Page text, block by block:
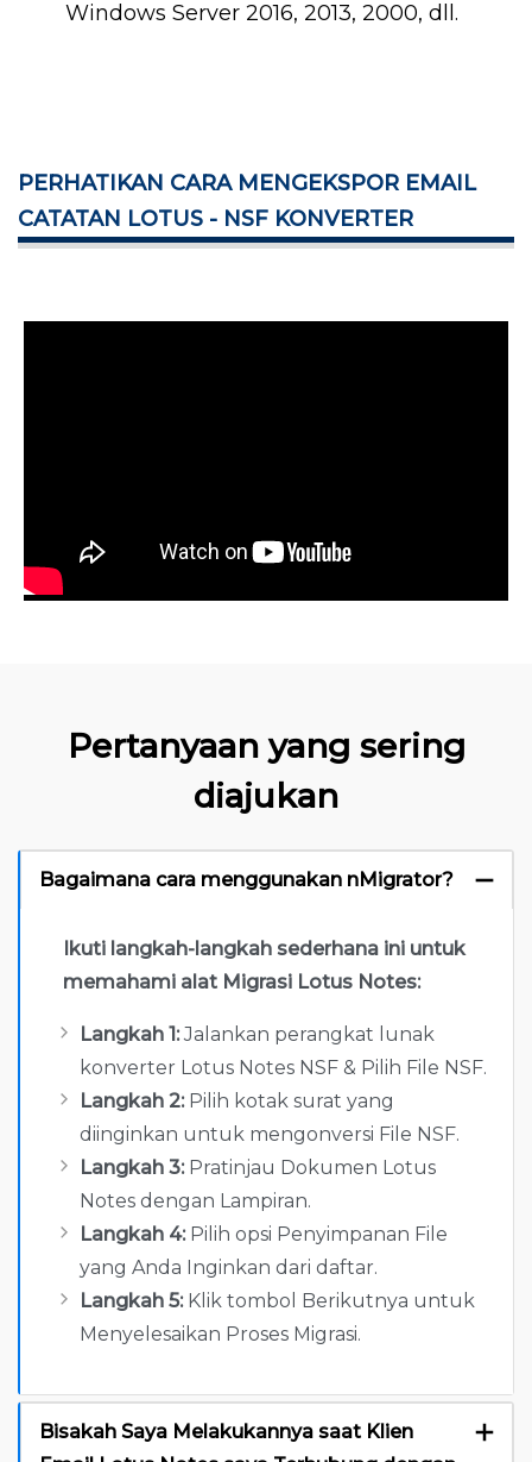
Windows Server 2016, 2013, 2000, dll.
PERHATIKAN CARA MENGEKSPOR EMAIL
CATATAN LOTUS - NSF KONVERTER
Pertanyaan yang sering
diajukan
Bagaimana cara menggunakan nMigrator?
Ikuti langkah-langkah sederhana ini untuk
memahami alat Migrasi Lotus Notes:
Langkah 1:Jalankan perangkat lunak
konverter Lotus Notes NSF & Pilih File NSF.
Langkah 2: Pilih kotak surat yang
diinginkan untuk mengonversi File NSF.
Langkah 3: Pratinjau Dokumen Lotus
Notes dengan Lampiran.
Langkah 4: Pilih opsi Penyimpanan File
yang Anda Inginkan dari daftar.
Langkah 5: Klik tombol Berikutnya untuk
Menyelesaikan Proses Migrasi.
Bisakah Saya Melakukannya saat Klien